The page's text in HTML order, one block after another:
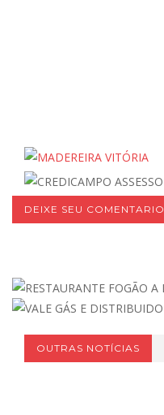
DEIXE SEU COMENTARIO
OUTRAS NOTÍCIAS